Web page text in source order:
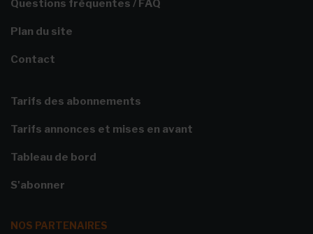
Questions fréquentes / FAQ
Plan du site
Contact
Tarifs des abonnements
Tarifs annonces et mises en avant
Tableau de bord
S'abonner
NOS PARTENAIRES